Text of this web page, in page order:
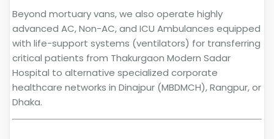
Beyond mortuary vans, we also operate highly
advanced AC, Non-AC, and ICU Ambulances equipped
with life-support systems (ventilators) for transferring
critical patients from Thakurgaon Modern Sadar
Hospital to alternative specialized corporate
healthcare networks in Dinajpur (MBDMCH), Rangpur, or
Dhaka.